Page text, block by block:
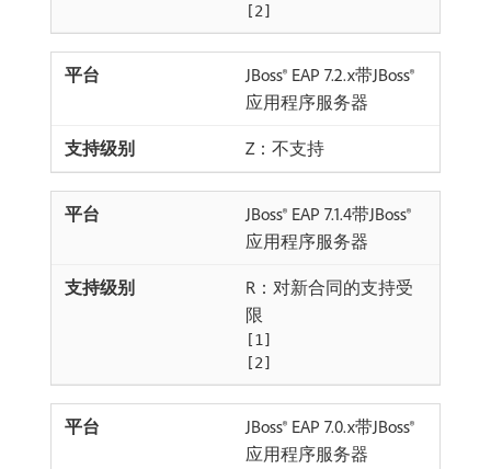
[2]
JBoss® EAP 7.2.x带JBoss®
应用程序服务器
Z：不支持
JBoss® EAP 7.1.4带JBoss®
应用程序服务器
R：对新合同的支持受
限
[1]
[2]
JBoss® EAP 7.0.x带JBoss®
应用程序服务器